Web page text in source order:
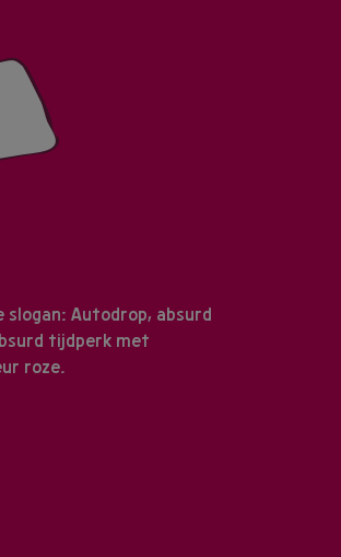
slogan: Autodrop, absurd
tijdperk met
roze.